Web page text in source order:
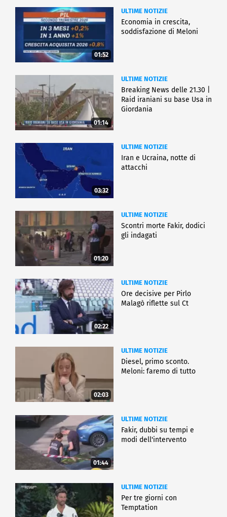
01:52
ULTIME NOTIZIE
Economia in crescita,
soddisfazione di Meloni
01:14
ULTIME NOTIZIE
Breaking News delle 21.30 |
Raid iraniani su base Usa in
Giordania
03:32
ULTIME NOTIZIE
Iran e Ucraina, notte di
attacchi
01:20
ULTIME NOTIZIE
Scontri morte Fakir, dodici
gli indagati
02:22
ULTIME NOTIZIE
Ore decisive per Pirlo
Malagò riflette sul Ct
02:03
ULTIME NOTIZIE
Diesel, primo sconto.
Meloni: faremo di tutto
01:44
ULTIME NOTIZIE
Fakir, dubbi su tempi e
modi dell'intervento
ULTIME NOTIZIE
Per tre giorni con
Temptation